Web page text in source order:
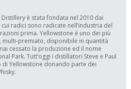
è stata fondata nel 2010 dai
radici sono radicate nell’industria del
prima. Yellowstone è uno dei più
multi-premiato, disponibile in quantità
cessato la produzione ed il nome
Park. Tutt’oggi i distillatori Steve e Paul
di Yellowstone donando parte dei